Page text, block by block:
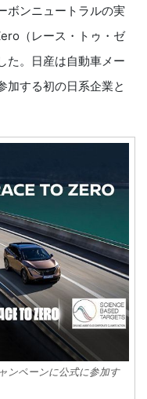
ボンニュートラルの実
（レース・トゥ・ゼ
た。日産は自動車メー
加する初の日系企業と
ンペーンに公式に参加す